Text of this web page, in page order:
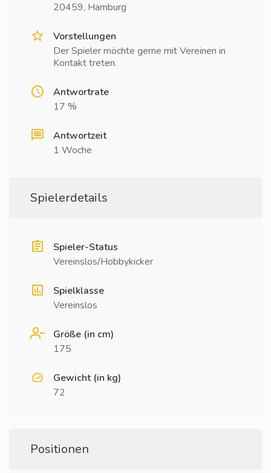
20459, Hamburg
Vorstellungen
Der Spieler möchte gerne mit Vereinen in
Kontakt treten.
Antwortrate
17 %
Antwortzeit
1 Woche
Spielerdetails
Spieler-Status
Vereinslos/Hobbykicker
Spielklasse
Vereinslos
Größe (in cm)
175
Gewicht (in kg)
72
Positionen